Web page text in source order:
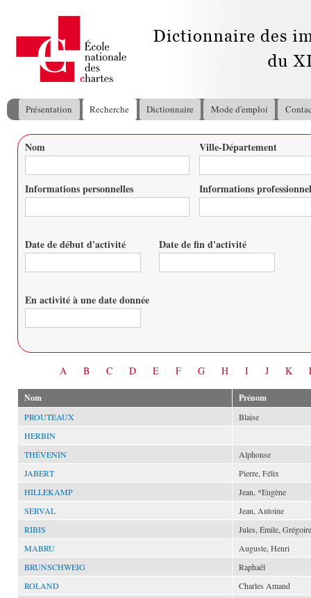
Menu principal
Présentation Recherche Dictionnaire Mode d'emploi
Vous êtes ici
Nom Ville-Département
Informations personnelles Informations
Date de début d'activité Date de fin d'activité
En activité à une date donnée
A B C D E F G H I J K
Nom Prénom
PROUTEAUX
Blaise
HERBIN
THÉVENIN
Alphonse
JABERT
Pierre, Félix
HILLEKAMP
Jean, *Eugène
SERVAL
Jean, Antoine
RIBIS
Jules, Émile, Grégoire
MABRU
Auguste, Henri
BRUNSCHWEIG
Raphaël
ROLAND
Charles Amand